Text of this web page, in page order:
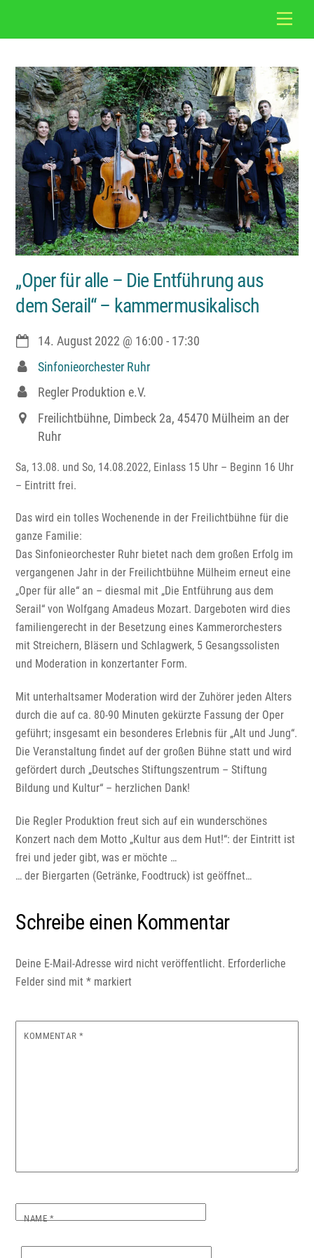
„Oper für alle – Die Entführung aus
dem Serail“ – kammermusikalisch
14. August 2022 @ 16:00 - 17:30
Sinfonieorchester Ruhr
Regler Produktion e.V.
Freilichtbühne, Dimbeck 2a, 45470 Mülheim an der
Ruhr
Sa, 13.08. und So, 14.08.2022, Einlass 15 Uhr – Beginn 16 Uhr
– Eintritt frei.
Das wird ein tolles Wochenende in der Freilichtbühne für die
ganze Familie:
Das Sinfonieorchester Ruhr bietet nach dem großen Erfolg im
vergangenen Jahr in der Freilichtbühne Mülheim erneut eine
„Oper für alle“ an – diesmal mit „Die Entführung aus dem
Serail“ von Wolfgang Amadeus Mozart. Dargeboten wird dies
familiengerecht in der Besetzung eines Kammerorchesters
mit Streichern, Bläsern und Schlagwerk, 5 Gesangssolisten
und Moderation in konzertanter Form.
Mit unterhaltsamer Moderation wird der Zuhörer jeden Alters
durch die auf ca. 80-90 Minuten gekürzte Fassung der Oper
geführt; insgesamt ein besonderes Erlebnis für „Alt und Jung“.
Die Veranstaltung findet auf der großen Bühne statt und wird
gefördert durch „Deutsches Stiftungszentrum – Stiftung
Bildung und Kultur“ – herzlichen Dank!
Die Regler Produktion freut sich auf ein wunderschönes
Konzert nach dem Motto „Kultur aus dem Hut!“: der Eintritt ist
frei und jeder gibt, was er möchte …
… der Biergarten (Getränke, Foodtruck) ist geöffnet…
Schreibe einen Kommentar
Deine E-Mail-Adresse wird nicht veröffentlicht. Erforderliche
Felder sind mit* markiert
KOMMENTAR *
NAME*